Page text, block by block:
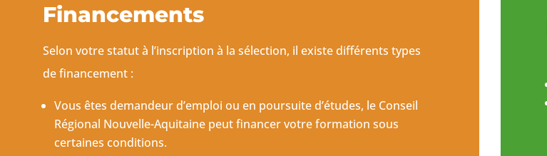
Financements
Selon votre statut à l’inscription à la sélection, il existe différents types
de financement :
Vous êtes demandeur d’emploi ou en poursuite d’études, le Conseil
Régional Nouvelle-Aquitaine peut financer votre formation sous
certaines conditions.